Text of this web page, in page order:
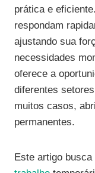
prática e
respondam
ajustando sua
necessidades
oferece a
diferentes
muitos casos,
permanentes.
Este artigo